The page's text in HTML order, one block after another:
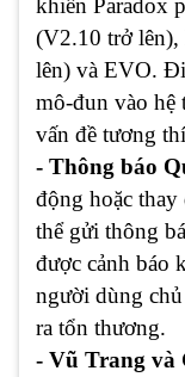
(V2.10 trở
lên) và EVO.
mô-đun vào hệ
vấn đề tương
- Thông báo
động hoặc
thể gửi thông
được cảnh báo
người dùng
ra tổn thương.
- Vũ Trang và